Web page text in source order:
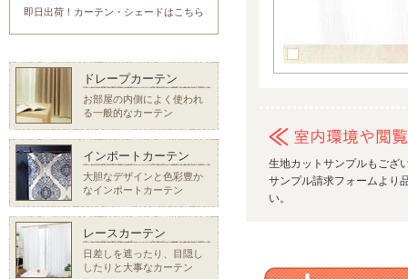
生地カットサンプルもござ
サンプル請求フォームより
い。
即日出荷！カーテン・シェードはこちら
ドレープカーテン
お部屋の内側によく使われ
る一般的なカーテン
インポートカーテン
大胆なデザインと色彩豊か
なインポートカーテン
レースカーテン
日差しを遮ったり、目隠し
したりと大事なカーテン